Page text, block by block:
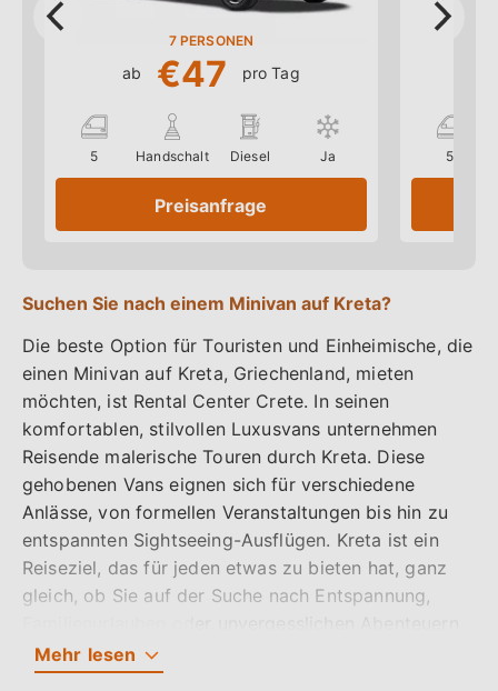
Gepäck, sodass die Reise bequem und komfortabel
ist. Er gibt Besuchern die Freiheit, die Insel in ihrem
eigenen Tempo zu erkunden, und macht es einfach,
Aktivitäten zu gelangen. Minivans sind bei
verschiedenen Vermietern auf Kreta erhältlich.
Reservieren Sie daher am besten frühzeitig, vor
allem zu den Hauptreisezeiten.
Naturschönheit und den antiken Sehenswürdigkeiten
eine breite Palette an familienfreundlichen
Aktivitäten wie Wasserparks, Reiten, Bootsfahrten
und interaktive Museen. Kreta hat für jedes
Familienmitglied etwas zu bieten, egal ob Sie auf
der Suche nach Abenteuern, Freizeitaktivitäten oder
kulturellen Angeboten sind. Mit einem geräumigen
Minivan, den Sie mieten können, haben Sie die
Flexibilität und den Komfort, die zauberhafte Insel in
vollen Zügen zu erkunden, was ein fantastisches
Familienerlebnis auf Kreta garantiert.
7
ab €47 pro Tag
5 Handschalt Diesel Ja
Preisanfrage
5
Suchen Sie nach einem Minivan auf Kreta?
Die beste Option für Touristen und Einheimische, die
einen Minivan auf Kreta, Griechenland, mieten
möchten, ist Rental Center Crete. In seinen
komfortablen, stilvollen Luxusvans unternehmen
Reisende malerische Touren durch Kreta. Diese
gehobenen Vans eignen sich für verschiedene
Anlässe, von formellen Veranstaltungen bis hin zu
entspannten Sightseeing-Ausflügen. Kreta ist ein
Reiseziel, das für jeden etwas zu bieten hat, ganz
gleich, ob Sie auf der Suche nach Entspannung,
sind. Rental Center Crete ist ein bekanntes
Unternehmen in der Region, das zuverlässige
Mehr lesen